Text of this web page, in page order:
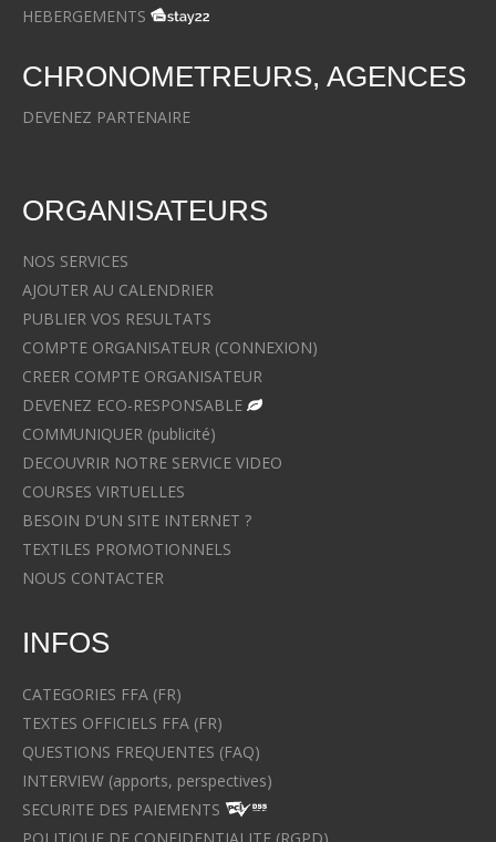
HEBERGEMENTS
CHRONOMETREURS, AGENCES
DEVENEZ PARTENAIRE
ORGANISATEURS
NOS SERVICES
AJOUTER AU CALENDRIER
PUBLIER VOS RESULTATS
COMPTE ORGANISATEUR (CONNEXION)
CREER COMPTE ORGANISATEUR
DEVENEZ ECO-RESPONSABLE
COMMUNIQUER (publicité)
DECOUVRIR NOTRE SERVICE VIDEO
COURSES VIRTUELLES
BESOIN D'UN SITE INTERNET ?
TEXTILES PROMOTIONNELS
NOUS CONTACTER
INFOS
CATEGORIES FFA (FR)
TEXTES OFFICIELS FFA (FR)
QUESTIONS FREQUENTES (FAQ)
INTERVIEW (apports, perspectives)
SECURITE DES PAIEMENTS